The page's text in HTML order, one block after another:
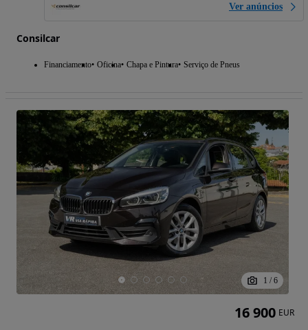
Ver anúncios
Consilcar
Financiamento Oficina Chapa e Pintura Serviço de Pneus
1 / 6
16 900 EUR